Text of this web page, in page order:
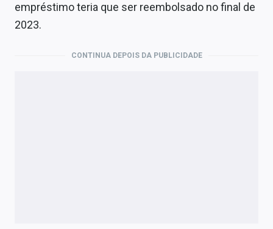
empréstimo teria que ser reembolsado no final de
2023.
CONTINUA DEPOIS DA PUBLICIDADE